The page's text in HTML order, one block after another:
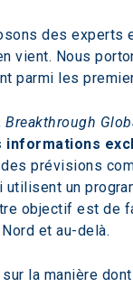
des
vient. Nous
parmi les
Breakthrough
informations
prévisions
un
objectif est de
et au-delà.
la manière